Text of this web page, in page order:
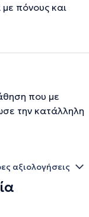
πόνους και
που με
την κατάλληλη
αξιολογήσεις